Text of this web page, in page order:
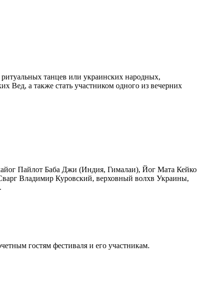
танцев или украинских народных,
Вед, а также стать участником одного из вечерних
Пайлот Баба Джи (Индия, Гималаи), Йог Мата Кейко
Владимир Куровский, верховный волхв Украины,
гостям фестиваля и его участникам.